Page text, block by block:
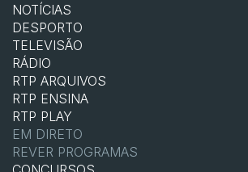
NOTÍCIAS
DESPORTO
TELEVISÃO
RÁDIO
RTP ARQUIVOS
RTP ENSINA
RTP PLAY
EM DIRETO
REVER PROGRAMAS